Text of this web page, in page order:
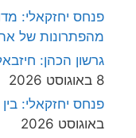
פנחס יחזקאלי:
מהפתרונות של
גרשון הכהן:
8 באוגוסט 2026
פנחס יחזקאלי:
באוגוסט 2026